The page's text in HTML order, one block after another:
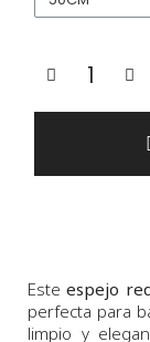
Esteespejo
perfecta para
limpio y